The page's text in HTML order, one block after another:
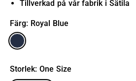
Tillverkad på vår fabrik i Sätila
Färg: Royal Blue
Storlek: One Size